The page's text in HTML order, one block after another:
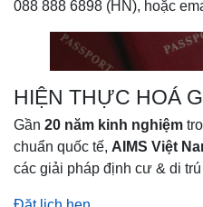
088 888 6898 (HN), hoặc
HIỆN THỰC HOÁ
Gần 20 năm kinh nghiệm
chuẩn quốc tế, AIMS Việt
các giải pháp định cư & di